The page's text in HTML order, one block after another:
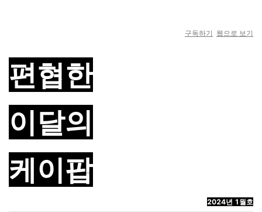
구독하기 웹으로 보기
편협한
이달의
케이팝
2024년 1월호